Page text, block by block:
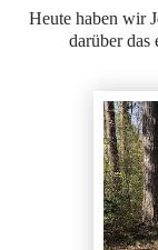
Heute haben wir
darüber das